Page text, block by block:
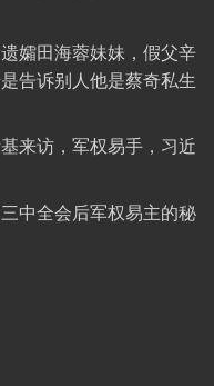
孀田海蓉妹妹，假父辛
告诉别人他是蔡奇私生
来访，军权易手，习近
中全会后军权易主的秘